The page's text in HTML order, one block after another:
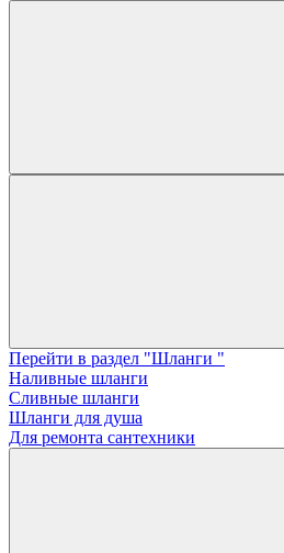
Перейти в раздел "Шланги "
Наливные шланги
Сливные шланги
Шланги для душа
Для ремонта сантехники